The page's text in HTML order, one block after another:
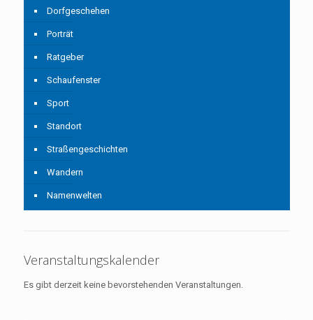
Dorfgeschehen
Porträt
Ratgeber
Schaufenster
Sport
Standort
Straßengeschichten
Wandern
Namenwelten
Veranstaltungskalender
Es gibt derzeit keine bevorstehenden Veranstaltungen.